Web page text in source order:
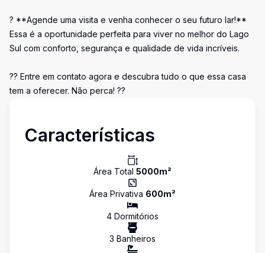
? **Agende uma visita e venha conhecer o seu futuro lar!**
Essa é a oportunidade perfeita para viver no melhor do Lago
Sul com conforto, segurança e qualidade de vida incríveis.
?? Entre em contato agora e descubra tudo o que essa casa
tem a oferecer. Não perca! ??
Características
Área Total 5000m²
Área Privativa 600m²
4 Dormitórios
3 Banheiros